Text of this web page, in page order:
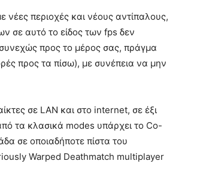
περιοχές και νέους αντίπαλους,
σε αυτό το είδος των fps δεν
προς το μέρος σας, πράγμα
προς τα πίσω), με συνέπεια να μην
σε LAN και στο internet, σε έξι
τα κλασικά modes υπάρχει το Co-
σε οποιαδήποτε πίστα του
Warped Deathmatch multiplayer